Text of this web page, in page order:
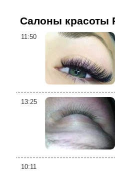
Салоны красоты
11:50
13:25
10:11